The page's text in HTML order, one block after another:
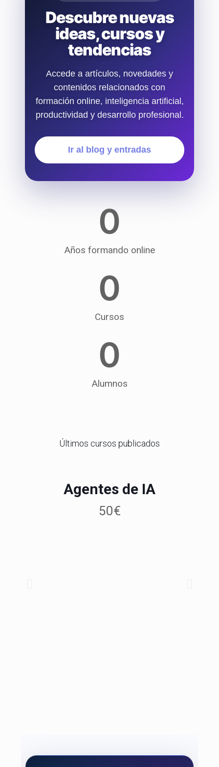
Descubre nuevas
ideas, cursos y
tendencias
Accede a artículos, novedades y
contenidos relacionados con
formación online, inteligencia artificial,
productividad y desarrollo profesional.
Ir al blog y entradas
Años formando online
0
Cursos
0
Alumnos
0
Últimos cursos publicados
Agentes de IA
50€